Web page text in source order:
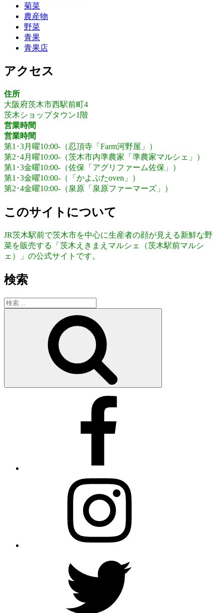
菊菜
農産物
野菜
青果
青果店
アクセス
住所
大阪府茨木市西駅前町4
茨木ショップタウン1階
営業時間
営業時間
第1･3月曜10:00-（忍頂寺「Farm河野屋」）
第2･4月曜10:00-（茨木市内準農家「準農家マルシェ」）
第1･3金曜10:00-（佐保「アグリファーム佐保」）
第1･3金曜10:00-（「かよぶたoven」）
第2･4金曜10:00-（泉原「泉原ファーマーズ」）
このサイトについて
JR茨木駅前で茨木市を中心に生産者の顔が見える新鮮な野
菜を販売する「茨木えきまえマルシェ（茨木駅前マルシ
ェ）」の公式サイトです。
検索
検
索: